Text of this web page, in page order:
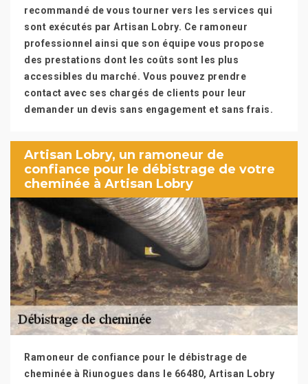
recommandé de vous tourner vers les services qui
sont exécutés par Artisan Lobry. Ce ramoneur
professionnel ainsi que son équipe vous propose
des prestations dont les coûts sont les plus
accessibles du marché. Vous pouvez prendre
contact avec ses chargés de clients pour leur
demander un devis sans engagement et sans frais.
Artisan Lobry, un ramoneur de
confiance pour le débistrage de votre
cheminée à Artisan Lobry
Ramoneur de confiance pour le débistrage de
cheminée à Riunogues dans le 66480, Artisan Lobry